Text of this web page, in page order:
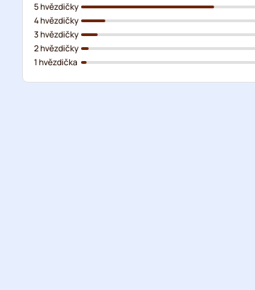
5 hvězdičky
4 hvězdičky
3 hvězdičky
2 hvězdičky
1 hvězdička